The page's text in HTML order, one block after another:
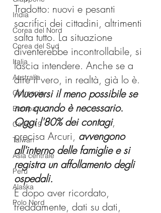
India
Corea del Nord
Corea del Sud
Italia
Australia
Germania
Europa
Covid-19
Taiwan
Asia centrale
Perù
Alaska
Polo Nord
Tradotto: nuovi e pesanti
sacrifici dei cittadini, altrimenti
salta tutto. La situazione
diventerebbe incontrollabile, si
lascia intendere. Anche se a
dire il vero, in realtà, già lo è.
Muoversi il meno possibile se
non quando è necessario.
Oggi l'80% dei contagi,
precisa Arcuri, avvengono
all'interno delle famiglie e si
registra un affollamento degli
ospedali.
E dopo aver ricordato,
freddamente, dati su dati,